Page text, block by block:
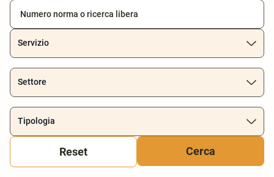
Servizio
Settore
Tipologia
Reset